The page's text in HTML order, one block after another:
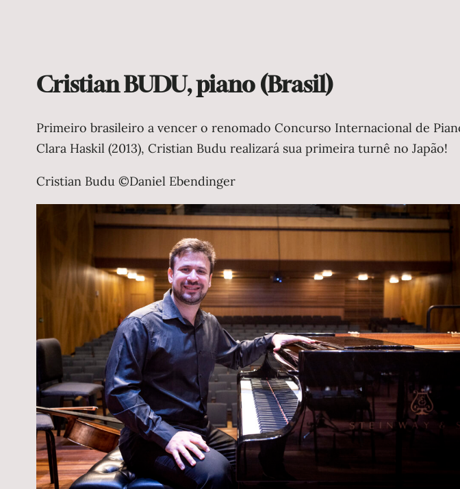
Cristian BUDU, piano (Brasil)
Primeiro brasileiro a vencer o renomado Concurso Internacional de
Clara Haskil (2013), Cristian Budu realizará sua primeira turnê no Japão!
Cristian Budu ©Daniel Ebendinger